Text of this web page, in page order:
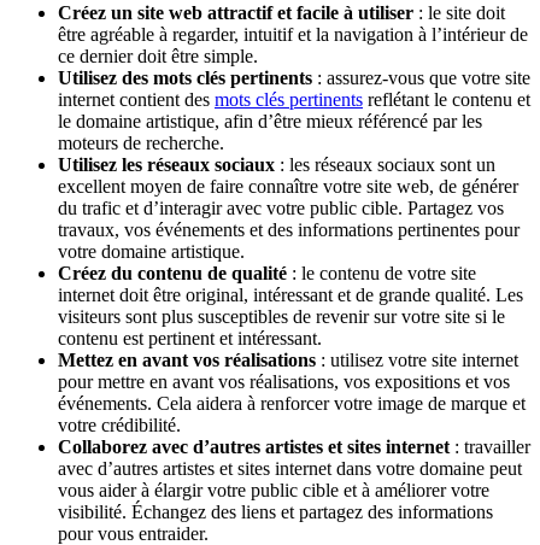
Créez un site web attractif et facile à utiliser : le site doit
être agréable à regarder, intuitif et la navigation à l’intérieur de
ce dernier doit être simple.
Utilisez des mots clés pertinents : assurez-vous que votre site
internet contient des mots clés pertinents reflétant le contenu et
le domaine artistique, afin d’être mieux référencé par les
moteurs de recherche.
Utilisez les réseaux sociaux : les réseaux sociaux sont un
excellent moyen de faire connaître votre site web, de générer
du trafic et d’interagir avec votre public cible. Partagez vos
travaux, vos événements et des informations pertinentes pour
votre domaine artistique.
Créez du contenu de qualité : le contenu de votre site
internet doit être original, intéressant et de grande qualité. Les
visiteurs sont plus susceptibles de revenir sur votre site si le
contenu est pertinent et intéressant.
Mettez en avant vos réalisations : utilisez votre site internet
pour mettre en avant vos réalisations, vos expositions et vos
événements. Cela aidera à renforcer votre image de marque et
votre crédibilité.
Collaborez avec d’autres artistes et sites internet : travailler
avec d’autres artistes et sites internet dans votre domaine peut
vous aider à élargir votre public cible et à améliorer votre
visibilité. Échangez des liens et partagez des informations
pour vous entraider.